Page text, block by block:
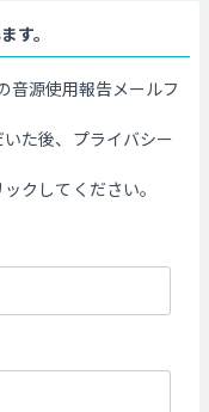
す。
音源使用報告メールフ
た後、プライバシー
クしてください。